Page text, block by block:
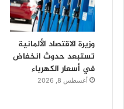
وزيرة الاقتصاد الألمانية
تستبعد حدوث انخفاض
في أسعار الكهرباء
أغسطس 8, 2026